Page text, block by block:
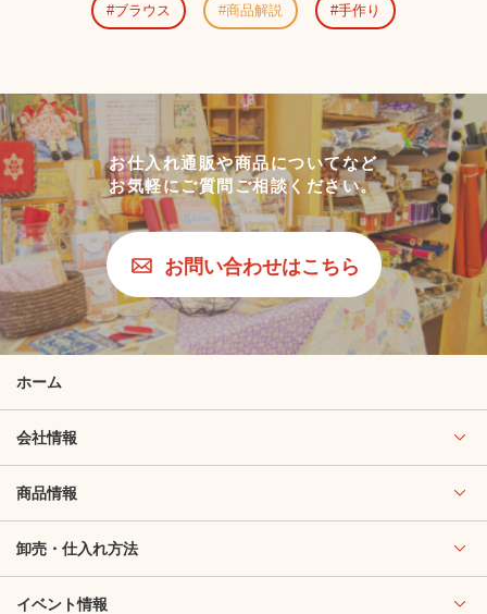
ブラウス 商品解説 手作り
お仕入れ通販や商品についてなど
お気軽にご質問ご相談ください。
お問い合わせはこちら
ホーム
会社情報
商品情報
卸売・仕入れ方法
イベント情報